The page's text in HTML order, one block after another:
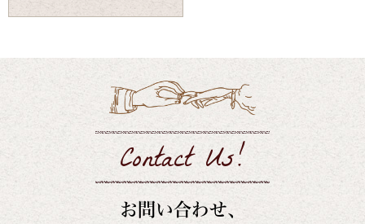
Contact Us!
お問い合わせ、